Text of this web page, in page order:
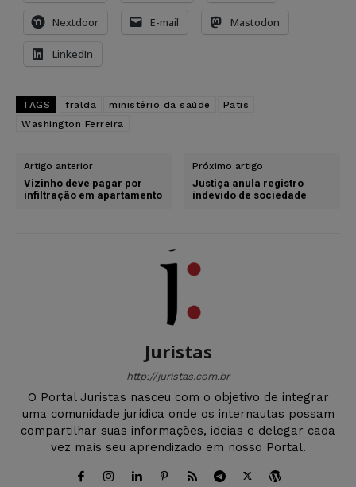
Nextdoor E-mail Mastodon
LinkedIn
TAGS fralda ministério da saúde
Patis
Washington Ferreira
Artigo anterior
Vizinho deve pagar por
infiltração em apartamento
Próximo artigo
Justiça anula registro
indevido de sociedade
Juristas
http://juristas.com.br
O Portal Juristas nasceu com o objetivo de integrar
uma comunidade jurídica onde os internautas possam
compartilhar suas informações, ideias e delegar cada
vez mais seu aprendizado em nosso Portal.